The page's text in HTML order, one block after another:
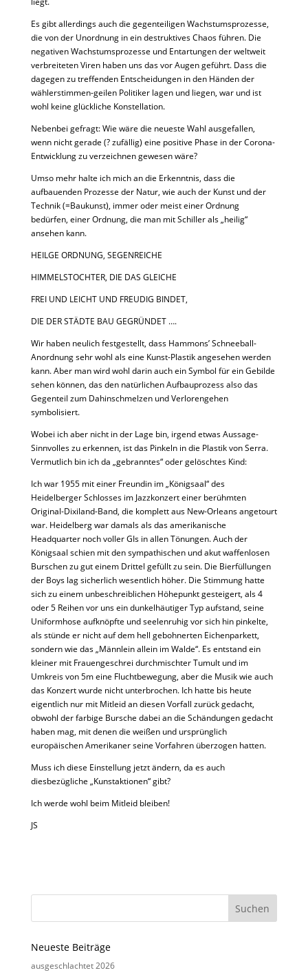
Es gibt allerdings auch die gegenteiligen Wachstumsprozesse,
die von der Unordnung in ein destruktives Chaos führen. Die
negativen Wachstumsprozesse und Entartungen der weltweit
verbreiteten Viren haben uns das vor Augen geführt. Dass die
dagegen zu treffenden Entscheidungen in den Händen der
wählerstimmen-geilen Politiker lagen und liegen, war und ist
wohl keine glückliche Konstellation.
Nebenbei gefragt: Wie wäre die neueste Wahl ausgefallen,
wenn nicht gerade (? zufällig) eine positive Phase in der Corona-
Entwicklung zu verzeichnen gewesen wäre?
Umso mehr halte ich mich an die Erkenntnis, dass die
aufbauenden Prozesse der Natur, wie auch der Kunst und der
Technik (=Baukunst), immer oder meist einer Ordnung
bedürfen, einer Ordnung, die man mit Schiller als „heilig“
ansehen kann.
HEILGE ORDNUNG, SEGENREICHE
HIMMELSTOCHTER, DIE DAS GLEICHE
FREI UND LEICHT UND FREUDIG BINDET,
DIE DER STÄDTE BAU GEGRÜNDET ….
Wir haben neulich festgestellt, dass Hammons’ Schneeball-
Anordnung sehr wohl als eine Kunst-Plastik angesehen werden
kann. Aber man wird wohl darin auch ein Symbol für ein Gebilde
sehen können, das den natürlichen Aufbauprozess also das
Gegenteil zum Dahinschmelzen und Verlorengehen
symbolisiert.
Wobei ich aber nicht in der Lage bin, irgend etwas Aussage-
Sinnvolles zu erkennen, ist das Pinkeln in die Plastik von Serra.
Vermutlich bin ich da „gebranntes“ oder gelöschtes Kind:
Ich war 1955 mit einer Freundin im „Königsaal“ des
Heidelberger Schlosses im Jazzkonzert einer berühmten
Original-Dixiland-Band, die komplett aus New-Orleans angetourt
war. Heidelberg war damals als das amerikanische
Headquarter noch voller GIs in allen Tönungen. Auch der
Königsaal schien mit den sympathischen und akut waffenlosen
Burschen zu gut einem Drittel gefüllt zu sein. Die Bierfüllungen
der Boys lag sicherlich wesentlich höher. Die Stimmung hatte
sich zu einem unbeschreiblichen Höhepunkt gesteigert, als 4
oder 5 Reihen vor uns ein dunkelhäutiger Typ aufstand, seine
Uniformhose aufknöpfte und seelenruhig vor sich hin pinkelte,
als stünde er nicht auf dem hell gebohnerten Eichenparkett,
sondern wie das „Männlein allein im Walde“. Es entstand ein
kleiner mit Frauengeschrei durchmischter Tumult und im
Umkreis von 5m eine Fluchtbewegung, aber die Musik wie auch
das Konzert wurde nicht unterbrochen. Ich hatte bis heute
eigentlich nur mit Mitleid an diesen Vorfall zurück gedacht,
obwohl der farbige Bursche dabei an die Schändungen gedacht
haben mag, mit denen die weißen und ursprünglich
europäischen Amerikaner seine Vorfahren überzogen hatten.
Muss ich diese Einstellung jetzt ändern, da es auch
diesbezügliche „Kunstaktionen“ gibt?
Ich werde wohl beim Mitleid bleiben!
JS
Neueste Beiträge
ausgeschlachtet 2026